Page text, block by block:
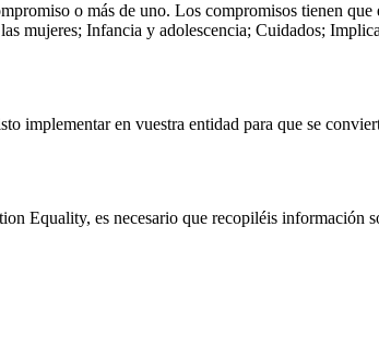
o más de uno. Los compromisos tienen
mujeres; Infancia y adolescencia; Cuidados;
implementar en vuestra entidad para que se
Equality, es necesario que recopiléis información